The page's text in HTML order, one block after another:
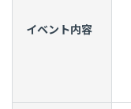
イベント内容